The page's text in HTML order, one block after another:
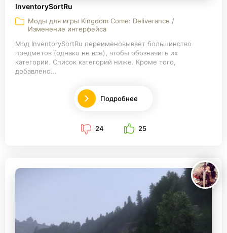
InventorySortRu
Моды для игры Kingdom Come: Deliverance /
Изменение интерфейса
Мод InventorySortRu переименовывает большинство
предметов (однако не все), чтобы обозначить их
категории. Список категорий ниже. Кроме того,
добавлено...
Подробнее
24 25